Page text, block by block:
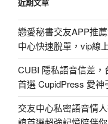
近期文章
戀愛秘書交友APP推
中心快速脫單，vip線
CUBI 隱私語音信差
首選 CupidPress 愛神
交友中心私密語音情